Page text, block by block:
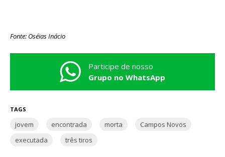
Fonte: Oséias Inácio
Participe de nosso
Grupo no WhatsApp
TAGS
jovem encontrada morta
Campos Novos
executada
três tiros